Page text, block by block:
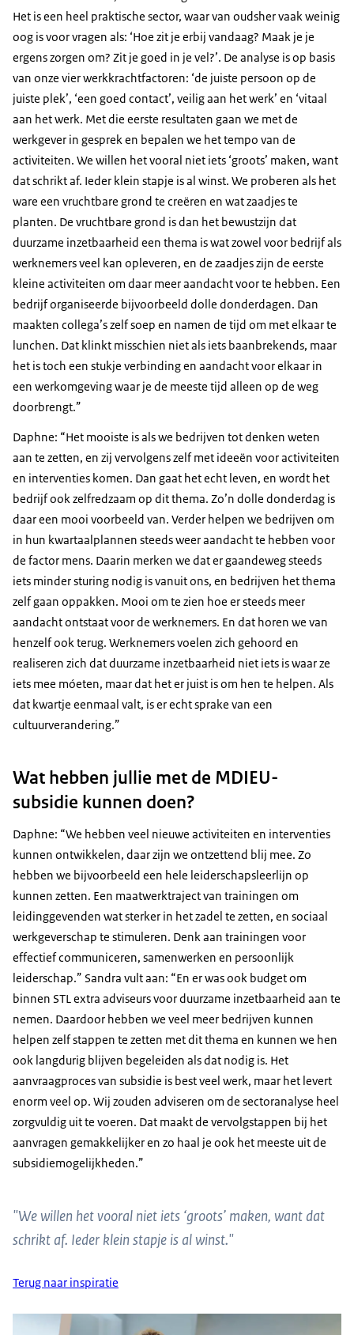
Het is een heel praktische sector, waar van oudsher vaak weinig
oog is voor vragen als: ‘Hoe zit je erbij vandaag? Maak je je
ergens zorgen om? Zit je goed in je vel?’. De analyse is op basis
van onze vier werkkrachtfactoren: ‘de juiste persoon op de
juiste plek’, ‘een goed contact’, veilig aan het werk’ en ‘vitaal
aan het werk. Met die eerste resultaten gaan we met de
werkgever in gesprek en bepalen we het tempo van de
activiteiten. We willen het vooral niet iets ‘groots’ maken, want
dat schrikt af. Ieder klein stapje is al winst. We proberen als het
ware een vruchtbare grond te creëren en wat zaadjes te
planten. De vruchtbare grond is dan het bewustzijn dat
duurzame inzetbaarheid een thema is wat zowel voor bedrijf als
werknemers veel kan opleveren, en de zaadjes zijn de eerste
kleine activiteiten om daar meer aandacht voor te hebben. Een
bedrijf organiseerde bijvoorbeeld dolle donderdagen. Dan
maakten collega’s zelf soep en namen de tijd om met elkaar te
lunchen. Dat klinkt misschien niet als iets baanbrekends, maar
het is toch een stukje verbinding en aandacht voor elkaar in
een werkomgeving waar je de meeste tijd alleen op de weg
doorbrengt.”
Daphne: “Het mooiste is als we bedrijven tot denken weten
aan te zetten, en zij vervolgens zelf met ideeën voor activiteiten
en interventies komen. Dan gaat het echt leven, en wordt het
bedrijf ook zelfredzaam op dit thema. Zo’n dolle donderdag is
daar een mooi voorbeeld van. Verder helpen we bedrijven om
in hun kwartaalplannen steeds weer aandacht te hebben voor
de factor mens. Daarin merken we dat er gaandeweg steeds
iets minder sturing nodig is vanuit ons, en bedrijven het thema
zelf gaan oppakken. Mooi om te zien hoe er steeds meer
aandacht ontstaat voor de werknemers. En dat horen we van
henzelf ook terug. Werknemers voelen zich gehoord en
realiseren zich dat duurzame inzetbaarheid niet iets is waar ze
iets mee móeten, maar dat het er juist is om hen te helpen. Als
dat kwartje eenmaal valt, is er echt sprake van een
cultuurverandering.”
Wat hebben jullie met de MDIEU-
subsidie kunnen doen?
Daphne: “We hebben veel nieuwe activiteiten en interventies
kunnen ontwikkelen, daar zijn we ontzettend blij mee. Zo
hebben we bijvoorbeeld een hele leiderschapsleerlijn op
kunnen zetten. Een maatwerktraject van trainingen om
leidinggevenden wat sterker in het zadel te zetten, en sociaal
werkgeverschap te stimuleren. Denk aan trainingen voor
effectief communiceren, samenwerken en persoonlijk
leiderschap.” Sandra vult aan: “En er was ook budget om
binnen STL extra adviseurs voor duurzame inzetbaarheid aan te
nemen. Daardoor hebben we veel meer bedrijven kunnen
helpen zelf stappen te zetten met dit thema en kunnen we hen
ook langdurig blijven begeleiden als dat nodig is. Het
aanvraagproces van subsidie is best veel werk, maar het levert
enorm veel op. Wij zouden adviseren om de sectoranalyse heel
zorgvuldig uit te voeren. Dat maakt de vervolgstappen bij het
aanvragen gemakkelijker en zo haal je ook het meeste uit de
subsidiemogelijkheden.”
"We willen het vooral niet iets ‘groots’ maken, want dat
schrikt af. Ieder klein stapje is al winst."
Terug naar inspiratie